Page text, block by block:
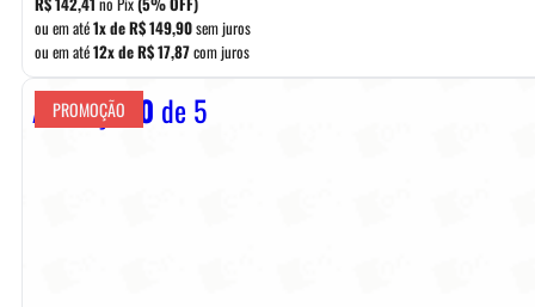
era:
R$ 169,90.
é:
R$ 149,90.
ou em até1x deR$149,90sem juros
ou em até12x deR$17,87com juros
Avaliação 0 de 5
PROMOÇÃO